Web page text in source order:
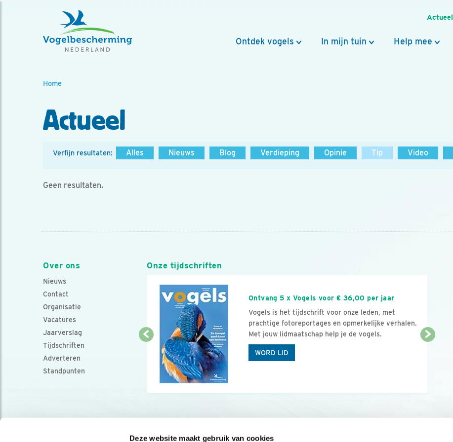
Deze website maakt gebruik van cookies
Actueel
Ontdek vogels In mijn tuin Help mee
Home
Actueel
Verfijn resultaten: Alles Nieuws Blog Verdieping Opinie Tip Video
Geen resultaten.
Over ons
Nieuws
Contact
Organisatie
Vacatures
Jaarverslag
Tijdschriften
Adverteren
Standpunten
Onze tijdschriften
Ontvang 5 x Vogels voor € 36,00 per jaar
Vogels is het tijdschrift voor onze leden, met
prachtige fotoreportages en opmerkelijke verhalen.
Met jouw lidmaatschap help je de vogels.
WORD LID